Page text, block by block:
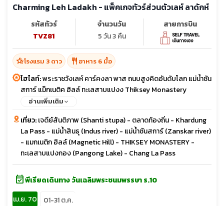
Charming Leh Ladakh - แพ็คเกจทัวร์ส่วนตัวเลห์ ลาดักห์
รหัสทัวร์
TVZ81
จำนวนวัน
5 วัน 3 คืน
สายการบิน
hotel_classโรงแรม 3 ดาว restaurant อาหาร 6 มื้อ
ไฮไลท์:พระราชวังเลห์ คาร์คงลา พาส ถนบสูงคิดอันดับโลก แม่น้ำซัน
สการ์ แม็กเนติค ฮิลล์ ทะเลสาบแปงง Thiksey Monastery
อ่านเพิ่มเติม
เที่ยว:เจดีย์สันติภาพ (Shanti stupa) - ตลาดท้องถิ่น - Khardung
La Pass - แม่น้ำสินธุ (Indus river) - แม่น้ำซันสการ์ (Zanskar river)
- แมกเนติก ฮิลล์ (Magnetic Hill) - THIKSEY MONASTERY -
ทะเลสาบแปงกอง (Pangong Lake) - Chang La Pass
event_availableพีเรียดเดินทาง วันเฉลิมพระชนมพรรษา ร.10
เม.ย. 70
01-31 ต.ค.